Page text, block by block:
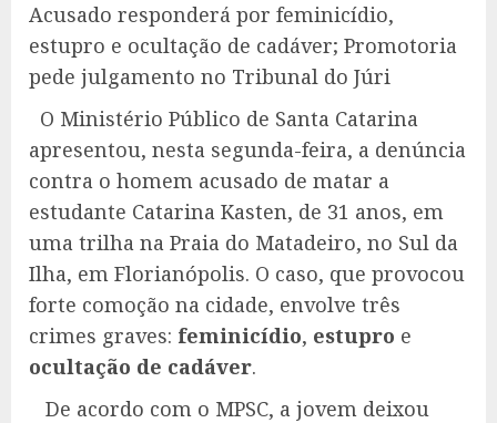
Acusado responderá por feminicídio,
estupro e ocultação de cadáver; Promotoria
pede julgamento no Tribunal do Júri
O Ministério Público de Santa Catarina
apresentou, nesta segunda-feira, a denúncia
contra o homem acusado de matar a
estudante Catarina Kasten, de 31 anos, em
uma trilha na Praia do Matadeiro, no Sul da
Ilha, em Florianópolis. O caso, que provocou
forte comoção na cidade, envolve três
crimes graves: feminicídio, estupro e
ocultação de cadáver.
De acordo com o MPSC, a jovem deixou